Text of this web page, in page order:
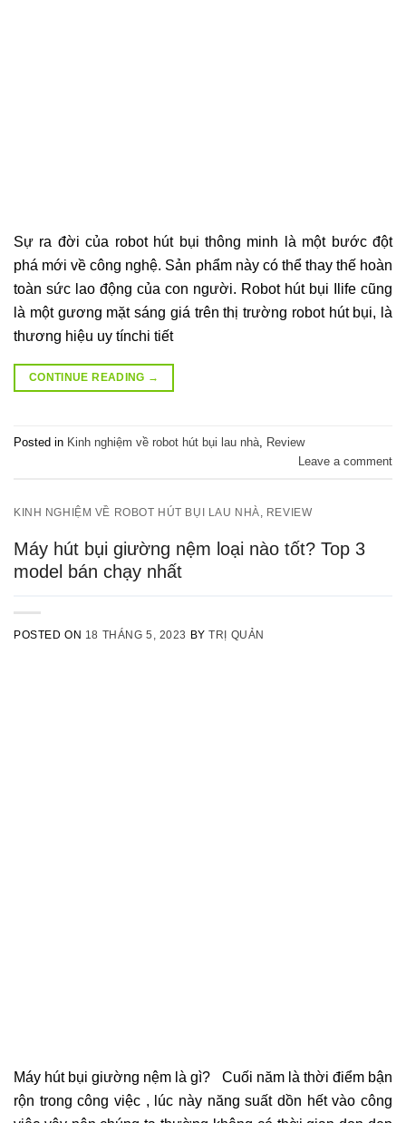
Sự ra đời của robot hút bụi thông minh là một bước đột
phá mới về công nghệ. Sản phẩm này có thể thay thế hoàn
toàn sức lao động của con người. Robot hút bụi Ilife cũng
là một gương mặt sáng giá trên thị trường robot hút bụi, là
thương hiệu uy tínchi tiết
CONTINUE READING →
Posted in Kinh nghiệm về robot hút bụi lau nhà
Review
Leave a comment
KINH NGHIỆM VỀ ROBOT HÚT BỤI LAU NHÀ REVIEW
Máy hút bụi giường nệm loại nào tốt? Top 3
model bán chạy nhất
POSTED ON 18 THÁNG 5, 2023 BYTRỊ QUẢN
Máy hút bụi giường nệm là gì? Cuối năm là thời điểm bận
rộn trong công việc , lúc này năng suất dồn hết vào công